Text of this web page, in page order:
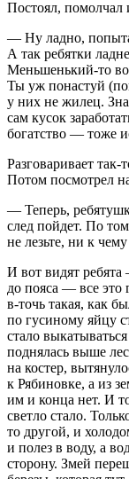
Постоял, помолчал
— Ну ладно,
А так ребятки
Меньшенький-то
Ты уж понастуй
у них не жилец.
сам кусок
богатство — тоже
Разговаривает
Потом посмотрел
— Теперь,
след пойдет. По
не лезьте, ни к чему
И вот видят
до пояса — все это
в-точь такая, как
по гусиному яйцу
стало
поднялась выше
на костер,
к Рябиновке, а из
им и конца нет. И
светло стало.
то другой, и
и полез в воду, а
сторону. Змей